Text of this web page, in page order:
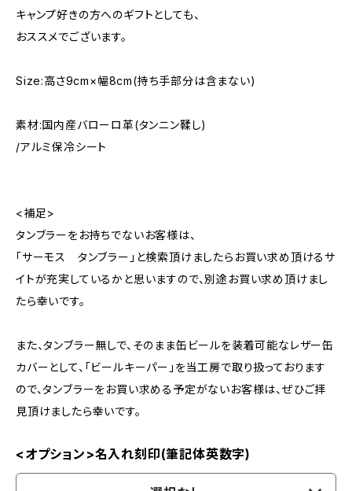
キャンプ好きの方へのギフトとしても、
おススメでございます。
Size:高さ9cm×幅8cm(持ち手部分は含まない)
素材:国内産バローロ革(タンニン鞣し)
/アルミ保冷シート
<補足>
タンブラーをお持ちでないお客様は、
「サーモス タンブラー」と検索頂けましたらお買い求め頂けるサ
イトが充実しているかと思いますので、別途お買い求め頂けまし
たら幸いです。
また、タンブラー無しで、そのまま缶ビールを装着可能なレザー缶
カバーとして、「ビールキーパー」を当工房で取り扱っております
ので、タンブラーをお買い求める予定がないお客様は、ぜひご拝
見頂けましたら幸いです。
<オプション>名入れ刻印(筆記体英数字)